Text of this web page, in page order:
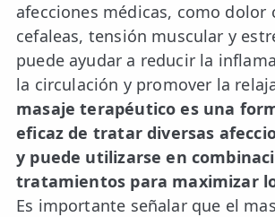
CONTACTO
☎️ 91 005 23 63
📧 Contacta
ESPECIALIDADES
🩻 Fisioterapia Traumatológica
😧 Fisioterapia ATM
afecciones médicas, como dolor
cefaleas, tensión muscular y
puede ayudar a reducir la
la circulación y promover la
masaje terapéutico es una
eficaz de tratar diversas
y puede utilizarse en
tratamientos para maximizar
Es importante señalar que el